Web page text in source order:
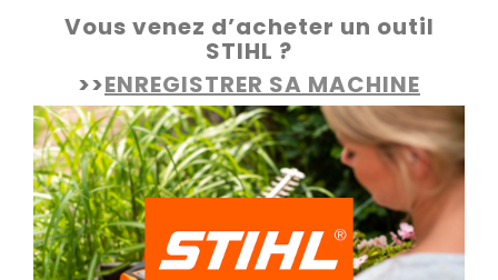
Vous venez d’acheter un outil
STIHL ?
>>ENREGISTRER SA MACHINE